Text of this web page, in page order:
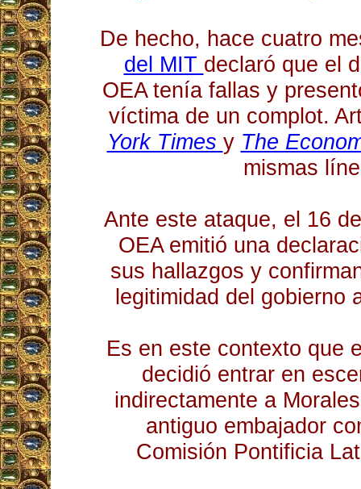
De hecho, hace cuatro
del MIT declaró que el
OEA tenía fallas y
víctima de un complot.
York Times y The
mismas
Ante este ataque, el 16
OEA emitió una
sus hallazgos y
legitimidad del gobierno
Es en este contexto que
decidió entrar en
indirectamente a
antiguo embajador
Comisión Pontificia